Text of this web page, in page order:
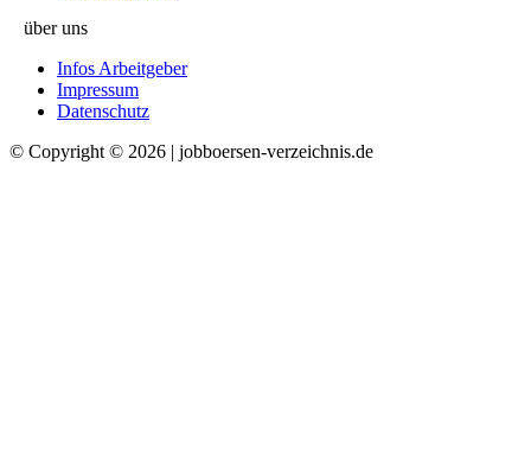
über uns
Infos Arbeitgeber
Impressum
Datenschutz
© Copyright © 2026 | jobboersen-verzeichnis.de